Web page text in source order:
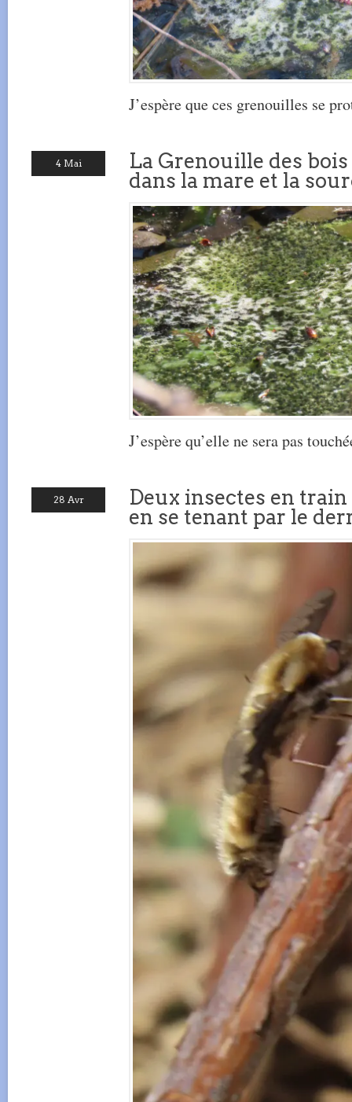
J’espère que ces grenouilles se
4 Mai
La Grenouille des
dans la mare et la
J’espère qu’elle ne sera pas
28 Avr
Deux insectes en
en se tenant par le